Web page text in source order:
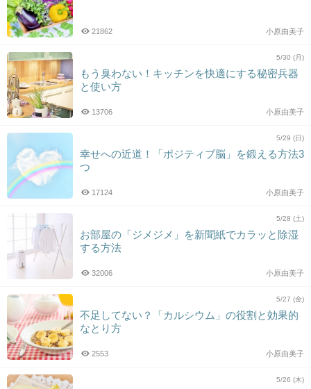
小原由美子
21862
5/30 (月)
もう臭わない！キッチンを快適にする秘密兵器
と使い方
小原由美子
13706
5/29 (日)
幸せへの近道！「ポジティブ脳」を鍛える方法3
つ
小原由美子
17124
5/28 (土)
お部屋の「ジメジメ」を新聞紙でカラッと除湿
する方法
小原由美子
32006
5/27 (金)
不足してない？「カルシウム」の役割と効果的
なとり方
小原由美子
2553
5/26 (木)